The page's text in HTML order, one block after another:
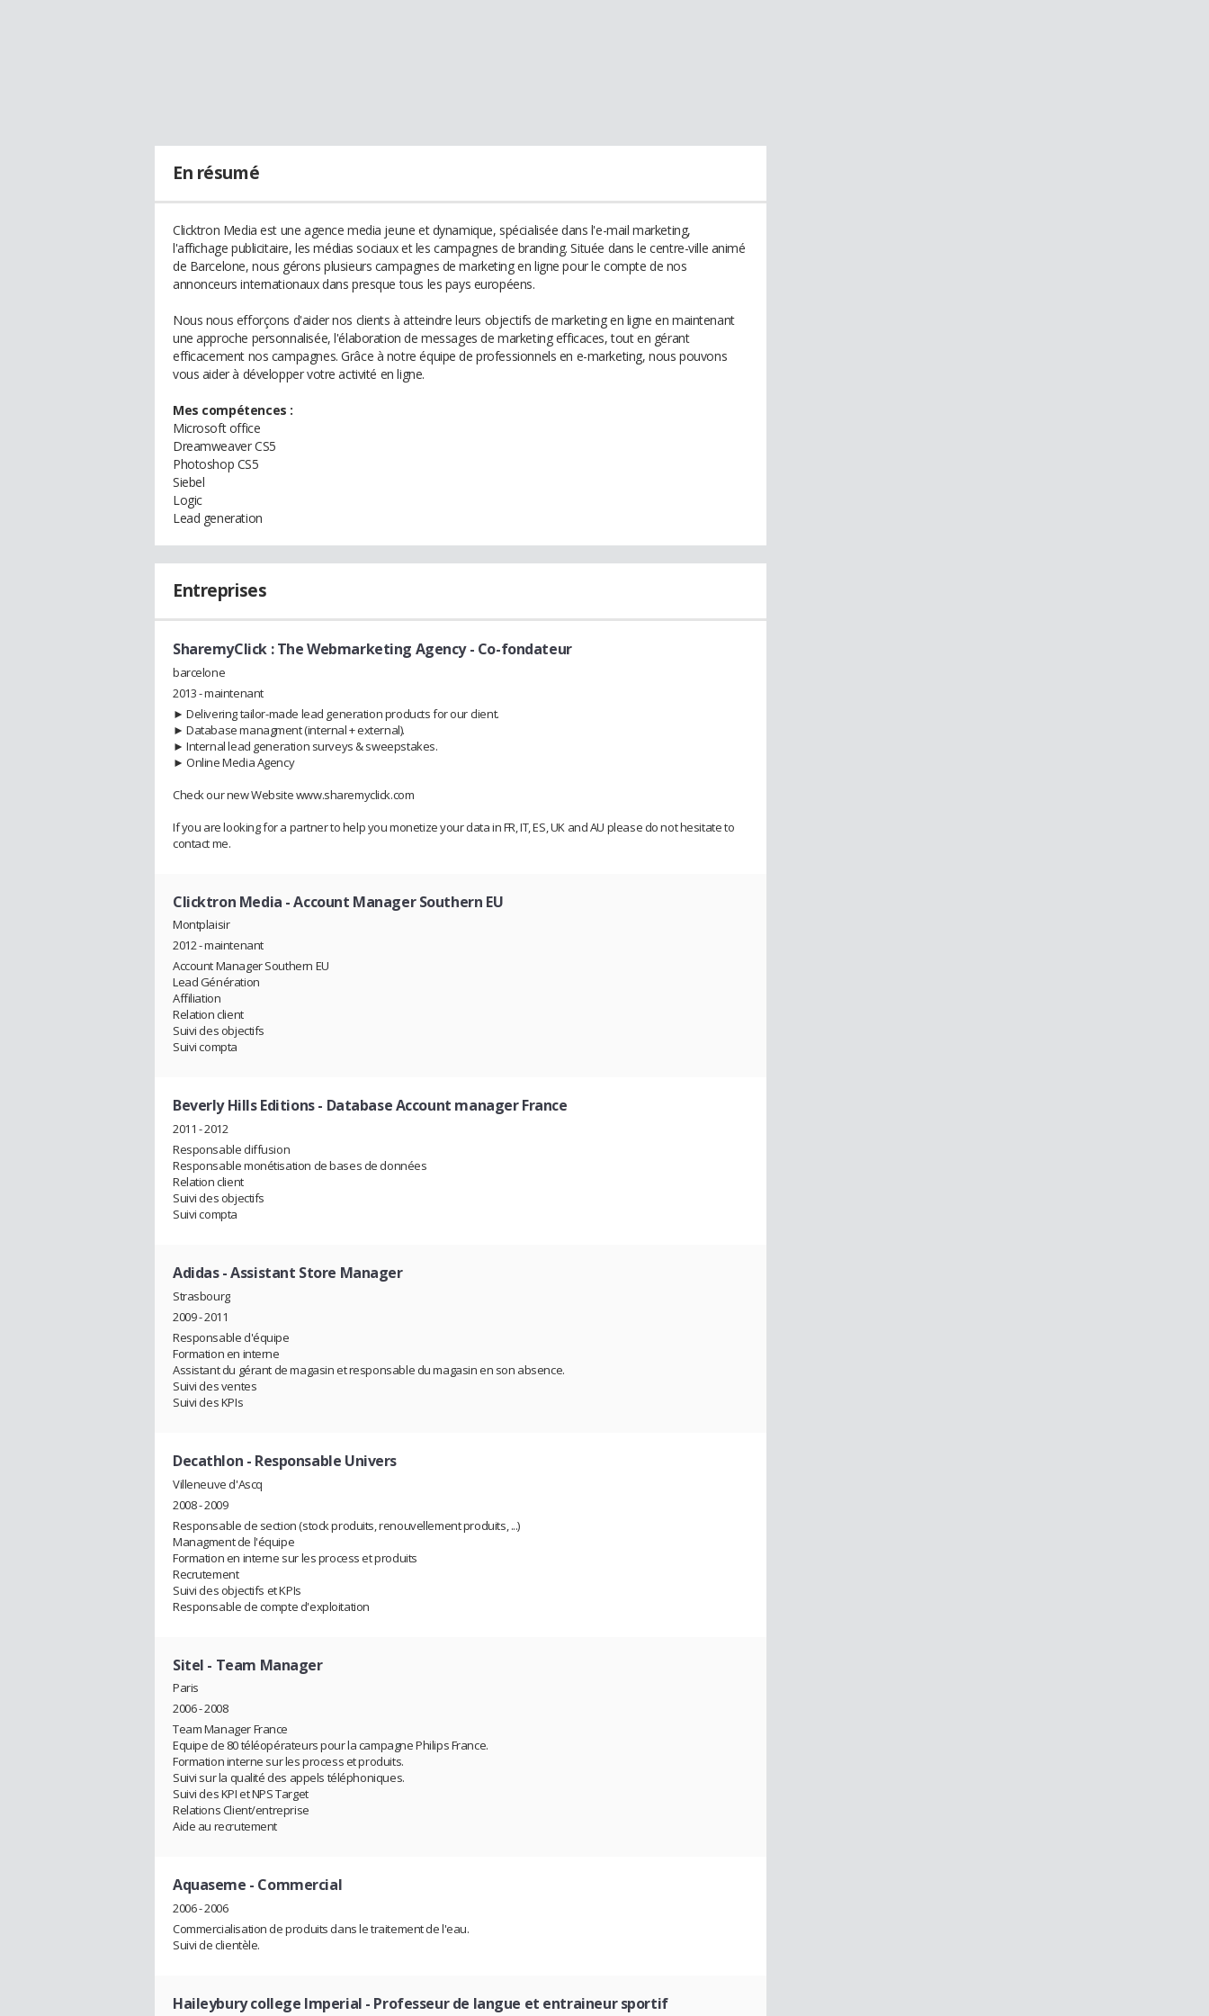
En résumé
Clicktron Media est une agence media jeune et dynamique, spécialisée dans l'e-mail marketing,
l'affichage publicitaire, les médias sociaux et les campagnes de branding. Située dans le centre-ville animé
de Barcelone, nous gérons plusieurs campagnes de marketing en ligne pour le compte de nos
annonceurs internationaux dans presque tous les pays européens.
Nous nous efforçons d'aider nos clients à atteindre leurs objectifs de marketing en ligne en maintenant
une approche personnalisée, l'élaboration de messages de marketing efficaces, tout en gérant
efficacement nos campagnes. Grâce à notre équipe de professionnels en e-marketing, nous pouvons
vous aider à développer votre activité en ligne.
Mes compétences :
Microsoft office
Dreamweaver CS5
Photoshop CS5
Siebel
Logic
Lead generation
Entreprises
SharemyClick : The Webmarketing Agency- Co-fondateur
barcelone
2013 - maintenant
► Delivering tailor-made lead generation products for our client.
► Database managment (internal + external).
► Internal lead generation surveys & sweepstakes.
► Online Media Agency
Check our new Website www.sharemyclick.com
If you are looking for a partner to help you monetize your data in FR, IT, ES, UK and AU please do not hesitate to
contact me.
Clicktron Media - Account Manager Southern EU
Montplaisir
2012 - maintenant
Account Manager Southern EU
Lead Génération
Affiliation
Relation client
Suivi des objectifs
Suivi compta
Beverly Hills Editions- Database Account manager France
2011 - 2012
Responsable diffusion
Responsable monétisation de bases de données
Relation client
Suivi des objectifs
Suivi compta
Adidas- Assistant Store Manager
Strasbourg
2009 - 2011
Responsable d'équipe
Formation en interne
Assistant du gérant de magasin et responsable du magasin en son absence.
Suivi des ventes
Suivi des KPIs
Decathlon - Responsable Univers
Villeneuve d'Ascq
2008 - 2009
Responsable de section (stock produits, renouvellement produits, ...)
Managment de l'équipe
Formation en interne sur les process et produits
Recrutement
Suivi des objectifs et KPIs
Responsable de compte d'exploitation
Sitel - Team Manager
Paris
2006 - 2008
Team Manager France
Equipe de 80 téléopérateurs pour la campagne Philips France.
Formation interne sur les process et produits.
Suivi sur la qualité des appels téléphoniques.
Suivi des KPI et NPS Target
Relations Client/entreprise
Aide au recrutement
Aquaseme - Commercial
2006 - 2006
Commercialisation de produits dans le traitement de l'eau.
Suivi de clientèle.
Haileybury college Imperial - Professeur de langue et entraineur sportif